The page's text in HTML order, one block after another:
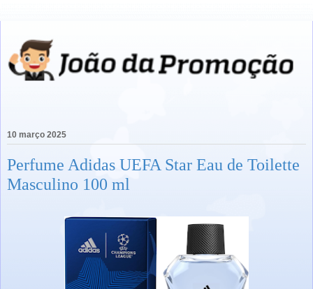
10 março 2025
Perfume Adidas UEFA Star Eau de Toilette
Masculino 100 ml